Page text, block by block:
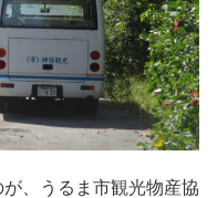
、うるま市観光物産協